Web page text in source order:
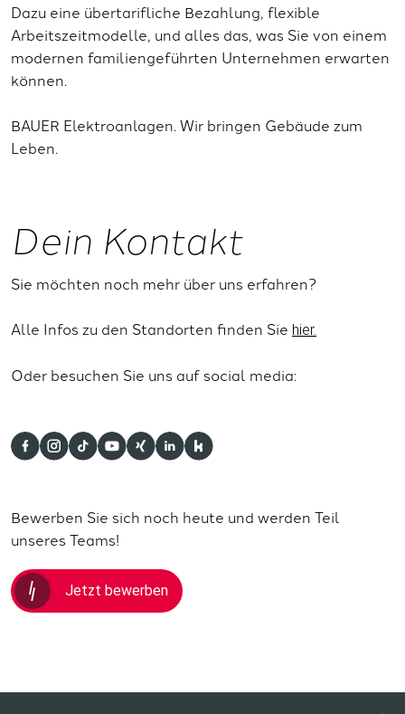
Dazu eine übertarifliche Bezahlung, flexible
Arbeitszeitmodelle, und alles das, was Sie von einem
modernen familiengeführten Unternehmen erwarten
können.
BAUER Elektroanlagen. Wir bringen Gebäude zum
Leben.
Dein Kontakt
Sie möchten noch mehr über uns erfahren?
Alle Infos zu den Standorten finden Sie hier.
Oder besuchen Sie uns auf social media:
Bewerben Sie sich noch heute und werden Teil
unseres Teams!
Jetzt bewerben